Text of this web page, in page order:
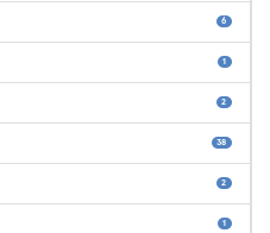
6
1
2
38
2
1